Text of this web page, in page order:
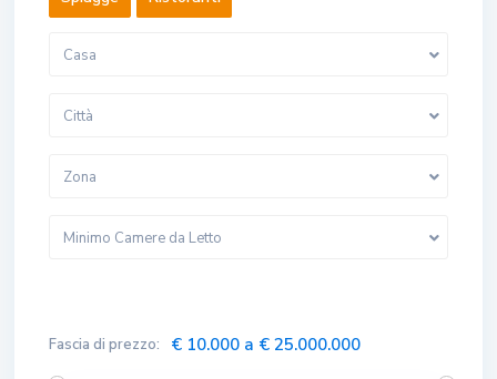
Casa
Città
Zona
Minimo Camere da Letto
Fascia di prezzo: € 10.000 a € 25.000.000